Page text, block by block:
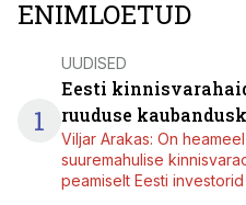
ENIMLOETUD
1
UUDISED
Eesti
ruuduse
Viljar Arakas: On
suuremahulise
peamiselt Eesti investorid